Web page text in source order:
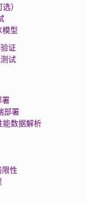
）
模型
证
试
署
部署
能数据解析
限性